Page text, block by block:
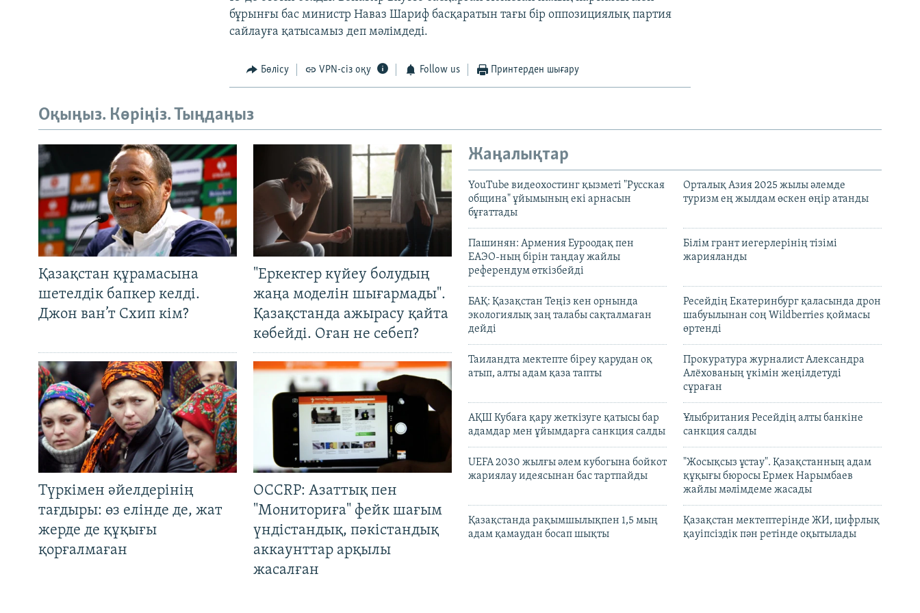
бұрынғы бас министр Наваз Шариф басқаратын тағы бір оппозициялық партия
сайлауға қатысамыз деп мәлімдеді.
Бөлісу VPN-сіз оқу Follow us Принтерден шығару
Оқыңыз. Көріңіз. Тыңдаңыз
Қазақстан құрамасына
шетелдік бапкер келді.
Джон ван’т Схип кім?
"Еркектер күйеу болудың
жаңа моделін шығармады".
Қазақстанда ажырасу қайта
көбейді. Оған не себеп?
Түркімен әйелдерінің
тағдыры: өз елінде де, жат
жерде де құқығы
қорғалмаған
OCCRP: Азаттық пен
"Мониториға" фейк шағым
үндістандық, пәкістандық
аккаунттар арқылы
жасалған
Жаңалықтар
YouTube видеохостинг қызметі "Русская
община" ұйымының екі арнасын
бұғаттады
Орталық Азия 2025 жылы әлемде
туризм ең жылдам өскен өңір атанды
Пашинян: Армения Еуроодақ пен
ЕАЭО-ның бірін таңдау жайлы
референдум өткізбейді
Білім грант иегерлерінің тізімі
жарияланды
БАҚ: Қазақстан Теңіз кен орнында
экологиялық заң талабы сақталмаған
дейді
Ресейдің Екатеринбург қаласында дрон
шабуылынан соң Wildberries қоймасы
өртенді
Таиландта мектепте біреу қарудан оқ
атып, алты адам қаза тапты
Прокуратура журналист Александра
Алёхованың үкімін жеңілдетуді
сұраған
АҚШ Кубаға қару жеткізуге қатысы бар
адамдар мен ұйымдарға санкция салды
Ұлыбритания Ресейдің алты банкіне
санкция салды
UEFA 2030 жылғы әлем кубогына бойкот
жариялау идеясынан бас тартпайды
"Жосықсыз ұстау". Қазақстанның адам
құқығы бюросы Ермек Нарымбаев
жайлы мәлімдеме жасады
Қазақстанда рақымшылықпен 1,5 мың
адам қамаудан босап шықты
Қазақстан мектептерінде ЖИ, цифрлық
қауіпсіздік пән ретінде оқытылады